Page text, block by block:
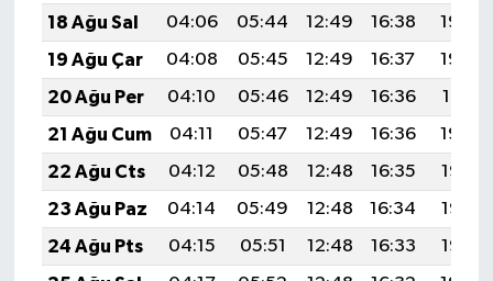
18 Ağu Sal
04:06 05:44 12:49 16:38
19:44
19 Ağu Çar
04:08 05:45 12:49 16:37
19:43
20 Ağu Per
04:10 05:46 12:49 16:36
19:41
21 Ağu Cum
04:11 05:47 12:49 16:36
19:40
22 Ağu Cts
04:12 05:48 12:48 16:35
19:38
23 Ağu Paz
04:14 05:49 12:48 16:34
19:37
24 Ağu Pts
04:15 05:51 12:48 16:33
19:35